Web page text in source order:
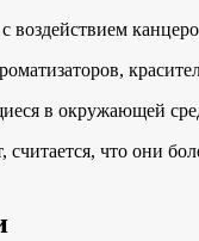
воздействием
в окружающей
что они